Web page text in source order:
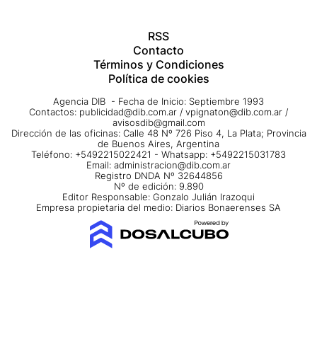
RSS
Contacto
Términos y Condiciones
Política de cookies
Agencia DIB - Fecha de Inicio: Septiembre 1993
Contactos: publicidad@dib.com.ar / vpignaton@dib.com.ar /
avisosdib@gmail.com
Dirección de las oficinas: Calle 48 Nº 726 Piso 4, La Plata; Provincia
de Buenos Aires, Argentina
Teléfono: +5492215022421 - Whatsapp: +5492215031783
Email: administracion@dib.com.ar
Registro DNDA Nº 32644856
Nº de edición: 9.890
Editor Responsable: Gonzalo Julián Irazoqui
Empresa propietaria del medio: Diarios Bonaerenses SA